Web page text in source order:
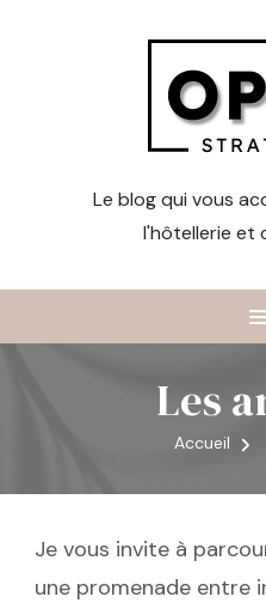
Le blog qui vous
l'hôtellerie et
Les
Accueil
Je vous invite à
une promenade entre